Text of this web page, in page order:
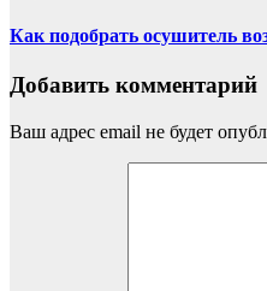
Как подобрать осушитель
Добавить комментарий
Ваш адрес email не будет